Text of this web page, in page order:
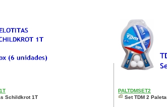
Schildkrot 1T
PALTDMSET2
Set TDM 2